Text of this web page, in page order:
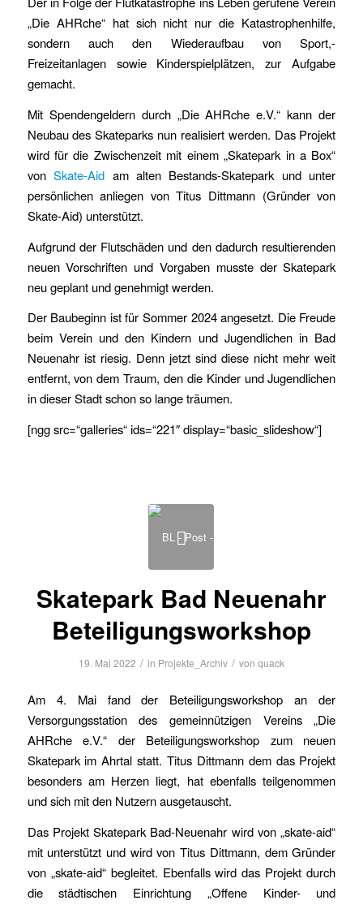
„Die AHRche“ hat sich nicht nur die Katastrophenhilfe,
sondern auch den Wiederaufbau von Sport,-
Freizeitanlagen sowie Kinderspielplätzen, zur Aufgabe
gemacht.
Mit Spendengeldern durch „Die AHRche e.V.“ kann der
Neubau des Skateparks nun realisiert werden. Das Projekt
wird für die Zwischenzeit mit einem „Skatepark in a Box“
vonSkate-Aid am alten Bestands-Skatepark und unter
persönlichen anliegen von Titus Dittmann (Gründer von
Skate-Aid) unterstützt.
Aufgrund der Flutschäden und den dadurch resultierenden
neuen Vorschriften und Vorgaben musste der Skatepark
neu geplant und genehmigt werden.
Der Baubeginn ist für Sommer 2024 angesetzt. Die Freude
beim Verein und den Kindern und Jugendlichen in Bad
Neuenahr ist riesig. Denn jetzt sind diese nicht mehr weit
entfernt, von dem Traum, den die Kinder und Jugendlichen
in dieser Stadt schon so lange träumen.
[ngg src=“galleries“ ids=“221″ display=“basic_slideshow“]
Skatepark Bad Neuenahr
Beteiligungsworkshop
19. Mai 2022 / in Projekte_Archiv / von quack
Am 4. Mai fand der Beteiligungsworkshop an der
Versorgungsstation des gemeinnützigen Vereins „Die
AHRche e.V.“ der Beteiligungsworkshop zum neuen
Skatepark im Ahrtal statt. Titus Dittmann dem das Projekt
besonders am Herzen liegt, hat ebenfalls teilgenommen
und sich mit den Nutzern ausgetauscht.
Das Projekt Skatepark Bad-Neuenahr wird von „skate-aid“
mit unterstützt und wird von Titus Dittmann, dem Gründer
von „skate-aid“ begleitet. Ebenfalls wird das Projekt durch
die städtischen Einrichtung „Offene Kinder- und